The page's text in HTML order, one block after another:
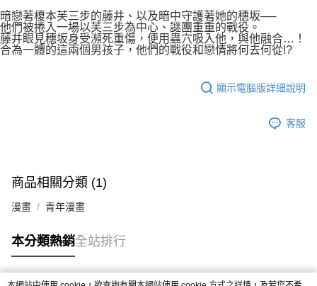
「AFTEE先享後付」，若未經同意申辦者引起之損失，本公司不負相關責
任。
４．使用「AFTEE先享後付」時，將依據個別帳號之用戶狀況，依本公司即
時審查核予不同之上限額度；若仍有額度不足之情形，本公司將視審查結果
５．嚴禁一人註冊多個帳號或使用他人資訊註冊。若發現惡意使用之情形，
恩沛科技股份有限公司將有權停止該用戶之使用額度並採取法律行動。
宅配
每筆NT$100，滿NT$800(含以上)免運費
查看運費
暗戀著榎本芙三步的藤井、以及暗中守護著她的穗坂──
他們被捲入一場以芙三步為中心、謎團重重的戰役。
藤井眼見穗坂身受瀕死重傷，便用蟲穴吸入他，與他融合…！
合為一體的這兩個男孩子，他們的戰役和戀情將何去何從!?
顯示電腦版詳細說明
客服
商品相關分類 (1)
漫畫 青年漫畫
本分類熱銷全站排行